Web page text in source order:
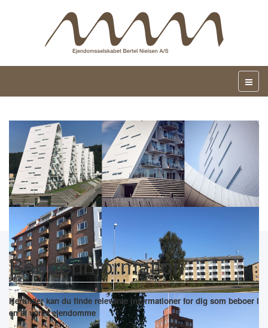
Beboerinformation
Herunder kan du finde relevante informationer for dig som beboer i
en af vores ejendomme